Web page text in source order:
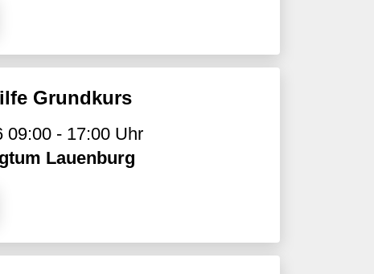
Grundkurs
09:00 - 17:00 Uhr
Lauenburg